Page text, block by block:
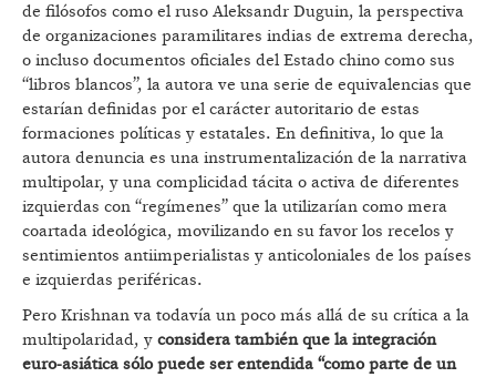
de filósofos como el ruso Aleksandr Duguin, la perspectiva
de organizaciones paramilitares indias de extrema derecha,
o incluso documentos oficiales del Estado chino como sus
“libros blancos”, la autora ve una serie de equivalencias que
estarían definidas por el carácter autoritario de estas
formaciones políticas y estatales. En definitiva, lo que la
autora denuncia es una instrumentalización de la narrativa
multipolar, y una complicidad tácita o activa de diferentes
izquierdas con “regímenes” que la utilizarían como mera
coartada ideológica, movilizando en su favor los recelos y
sentimientos antiimperialistas y anticoloniales de los países
e izquierdas periféricas.
Pero Krishnan va todavía un poco más allá de su crítica a la
multipolaridad, y considera también que la integración
euro-asiática sólo puede ser entendida “como parte de un